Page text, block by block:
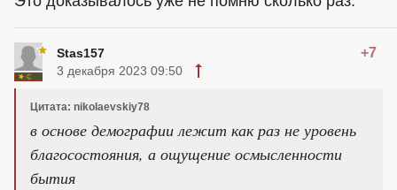
Stas157 +7
3 декабря 2023 09:50
Цитата: nikolaevskiy78
в основе демографии лежит как раз не уровень
благосостояния, а ощущение осмысленности
бытия